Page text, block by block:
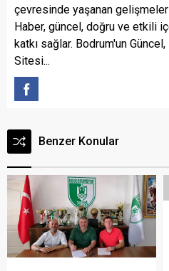
çevresinde yaşanan
Haber, güncel, doğru ve etkili
katkı sağlar. Bodrum'un
Sitesi...
Benzer Konular